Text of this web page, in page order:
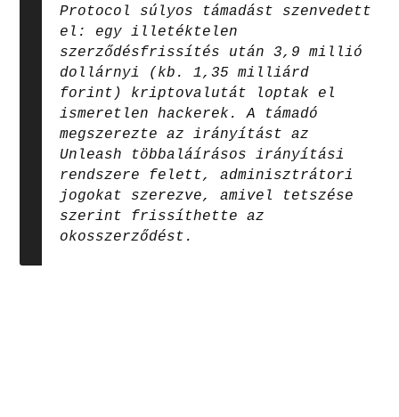
Protocol súlyos támadást szenvedett
el: egy illetéktelen
szerződésfrissítés után 3,9 millió
dollárnyi (kb. 1,35 milliárd
forint) kriptovalutát loptak el
ismeretlen hackerek. A támadó
megszerezte az irányítást az
Unleash többaláírásos irányítási
rendszere felett, adminisztrátori
jogokat szerezve, amivel tetszése
szerint frissíthette az
okosszerződést.